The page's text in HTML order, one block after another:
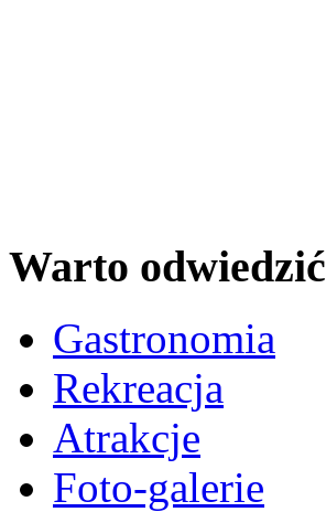
Warto odwiedzić
Gastronomia
Rekreacja
Atrakcje
Foto-galerie